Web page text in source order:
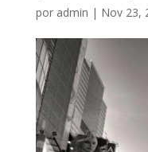
por admin | Nov 23,